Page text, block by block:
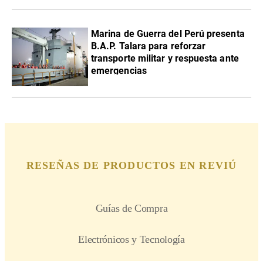
Marina de Guerra del Perú presenta
B.A.P. Talara para reforzar
transporte militar y respuesta ante
emergencias